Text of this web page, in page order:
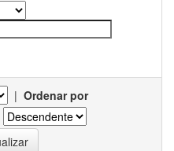
| Ordenar por